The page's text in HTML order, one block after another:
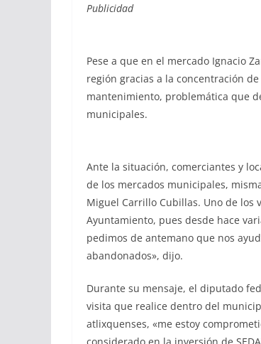
Publicidad
Pese a que en el mercado Ignacio
región gracias a la concentración
mantenimiento, problemática que
municipales.
Ante la situación, comerciantes y
de los mercados municipales,
Miguel Carrillo Cubillas. Uno de los
Ayuntamiento, pues desde hace
pedimos de antemano que nos
abandonados», dijo.
Durante su mensaje, el diputado
visita que realice dentro del
atlixquenses, «me estoy